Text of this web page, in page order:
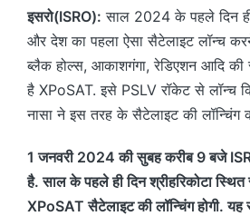
इसरो(ISRO): साल 2024 के पहले दिन
और देश का पहला ऐसा सैटेलाइट लॉन्च
ब्लैक होल्स, आकाशगंगा, रेडिएशन आदि की
है XPoSAT. इसे PSLV रॉकेट से लॉन्च
नासा ने इस तरह के सैटेलाइट की लॉन्चिंग
1 जनवरी 2024 की सुबह करीब 9 बजे
है. साल के पहले ही दिन श्रीहरिकोटा
XPoSAT सैटेलाइट की लॉन्चिंग होगी. यह